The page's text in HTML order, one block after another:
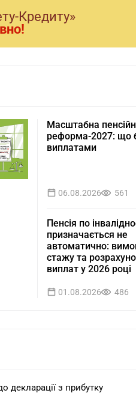
Кредиту»
Масштабна
реформа-2027: що
виплатами
06.08.2026 561
Пенсія по
призначається не
автоматично:
стажу та
виплат у 2026 році
01.08.2026 486
декларації з прибутку